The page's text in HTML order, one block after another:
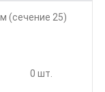
(сечение 25)
0 шт.